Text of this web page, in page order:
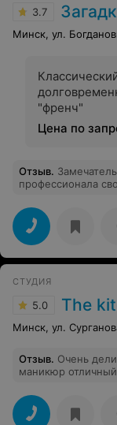
3.7
Минск, ул.
"френч"
Цена по
Отзыв.
профессионала
что нашла его у
которая
приятно
дела, которые
получаешь
СТУДИЯ
5.0 The
Минск, ул.
Отзыв. Очень
маникюр